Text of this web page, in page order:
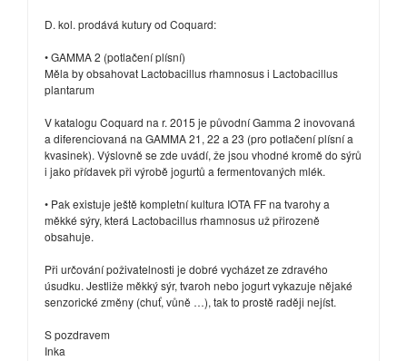
D. kol. prodává kutury od Coquard:
• GAMMA 2 (potlačení plísní)
Měla by obsahovat Lactobacillus rhamnosus i Lactobacillus
plantarum
V katalogu Coquard na r. 2015 je původní Gamma 2 inovovaná
a diferenciovaná na GAMMA 21, 22 a 23 (pro potlačení plísní a
kvasinek). Výslovně se zde uvádí, že jsou vhodné kromě do sýrů
i jako přídavek při výrobě jogurtů a fermentovaných mlék.
• Pak existuje ještě kompletní kultura IOTA FF na tvarohy a
měkké sýry, která Lactobacillus rhamnosus už přirozeně
obsahuje.
Při určování poživatelnosti je dobré vycházet ze zdravého
úsudku. Jestliže měkký sýr, tvaroh nebo jogurt vykazuje nějaké
senzorické změny (chuť, vůně …), tak to prostě raději nejíst.
S pozdravem
Inka